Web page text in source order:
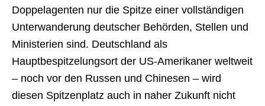
Doppelagenten nur die Spitze einer vollständigen
Unterwanderung deutscher Behörden, Stellen und
Ministerien sind. Deutschland als
Hauptbespitzelungsort der US-Amerikaner weltweit
– noch vor den Russen und Chinesen – wird
diesen Spitzenplatz auch in naher Zukunft nicht